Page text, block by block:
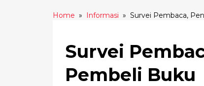
Home » Informasi » Survei Pembaca,
Survei
Pembeli Buku